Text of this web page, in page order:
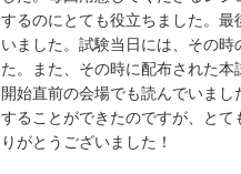
するのにとても役立ちました。
いました。試験当日には、その
た。また、その時に配布された本
開始直前の会場でも読んでいま
することができたのですが、と
りがとうございました！